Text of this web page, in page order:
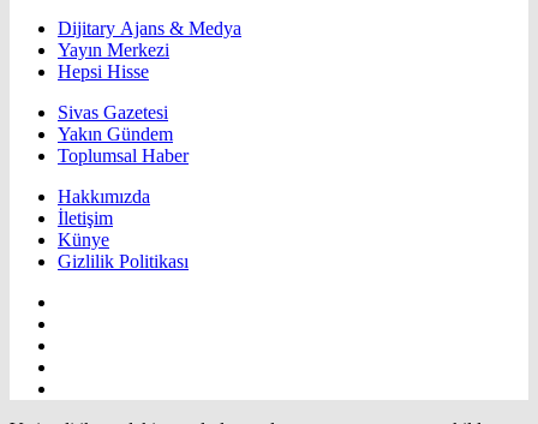
Dijitary Ajans & Medya
Yayın Merkezi
Hepsi Hisse
Sivas Gazetesi
Yakın Gündem
Toplumsal Haber
Hakkımızda
İletişim
Künye
Gizlilik Politikası